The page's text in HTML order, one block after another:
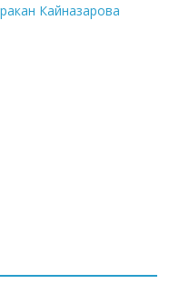
Кайназарова